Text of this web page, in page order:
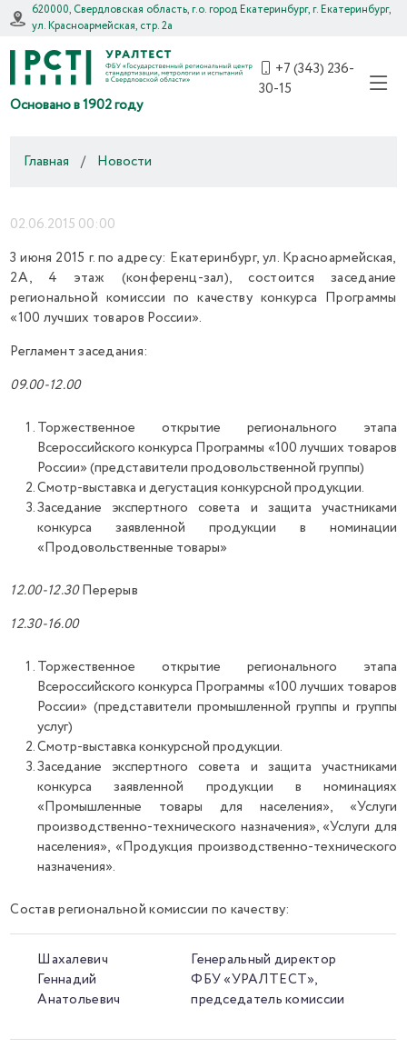
620000, Свердловская область, г.о. город Екатеринбург, г. Екатеринбург,
ул. Красноармейская, стр. 2а
Основано в 1902 году
+7 (343) 236-
30-15
Главная / Новости
02.06.2015 00:00
3 июня 2015 г. по адресу: Екатеринбург, ул. Красноармейская,
2А, 4 этаж (конференц-зал), состоится заседание
региональной комиссии по качеству конкурса Программы
«100 лучших товаров России».
Регламент заседания:
09.00-12.00
Торжественное открытие регионального этапа
Всероссийского конкурса Программы «100 лучших товаров
России» (представители продовольственной группы)
Смотр-выставка и дегустация конкурсной продукции.
Заседание экспертного совета и защита участниками
конкурса заявленной продукции в номинации
«Продовольственные товары»
12.00-12.30Перерыв
12.30-16.00
Торжественное открытие регионального этапа
Всероссийского конкурса Программы «100 лучших товаров
России» (представители промышленной группы и группы
услуг)
Смотр-выставка конкурсной продукции.
Заседание экспертного совета и защита участниками
конкурса заявленной продукции в номинациях
«Промышленные товары для населения», «Услуги
производственно-технического назначения», «Услуги для
населения», «Продукция производственно-технического
назначения».
Состав региональной комиссии по качеству:
Шахалевич
Геннадий
Анатольевич
Генеральный директор
ФБУ «УРАЛТЕСТ»,
председатель комиссии